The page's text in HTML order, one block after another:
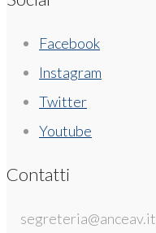
Facebook
Instagram
Twitter
Youtube
Contatti
segreteria@anceav.it